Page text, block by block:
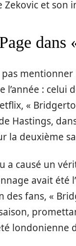
Zekovic et
: celui
«
Hastings,
la deuxième
a causé un
avait été
des fans, «
londonienne